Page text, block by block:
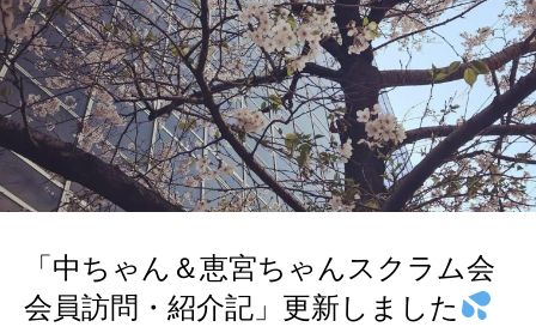
「中ちゃん＆恵宮ちゃんスクラム会
会員訪問・紹介記」更新しました